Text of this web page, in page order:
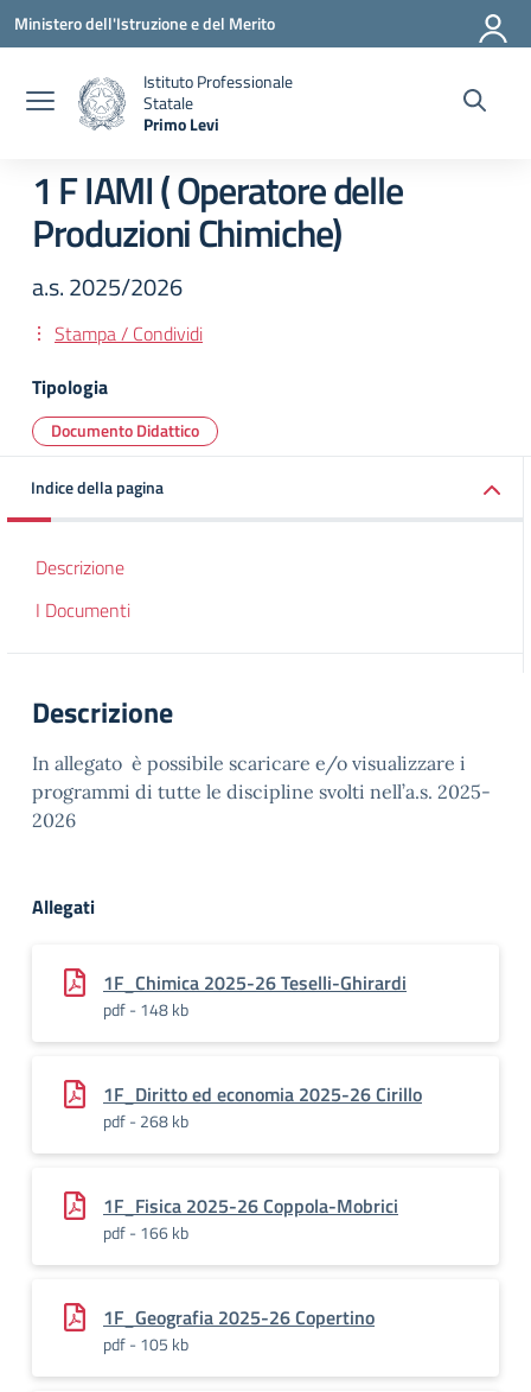
Vai ai contenuti
Vai al menu di navigazione
Vai al footer
Ministero dell'Istruzione e del Merito
Istituto Professionale
Statale
Primo Levi
1 F IAMI ( Operatore delle
Produzioni Chimiche)
a.s. 2025/2026
Stampa / Condividi
Tipologia
Documento Didattico
Indice della pagina
Descrizione
I Documenti
Descrizione
In allegato è possibile scaricare e/o visualizzare i
programmi di tutte le discipline svolti nell’a.s. 2025-
2026
Allegati
1F_Chimica 2025-26 Teselli-Ghirardi
pdf - 148 kb
1F_Diritto ed economia 2025-26 Cirillo
pdf - 268 kb
1F_Fisica 2025-26 Coppola-Mobrici
pdf - 166 kb
1F_Geografia 2025-26 Copertino
pdf - 105 kb